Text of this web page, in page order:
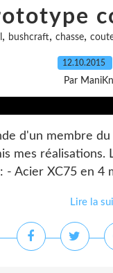
, bushcraft, chasse,
12.10.2015
Par
d'un membre
mes
Acier XC75 en 4
Lire la